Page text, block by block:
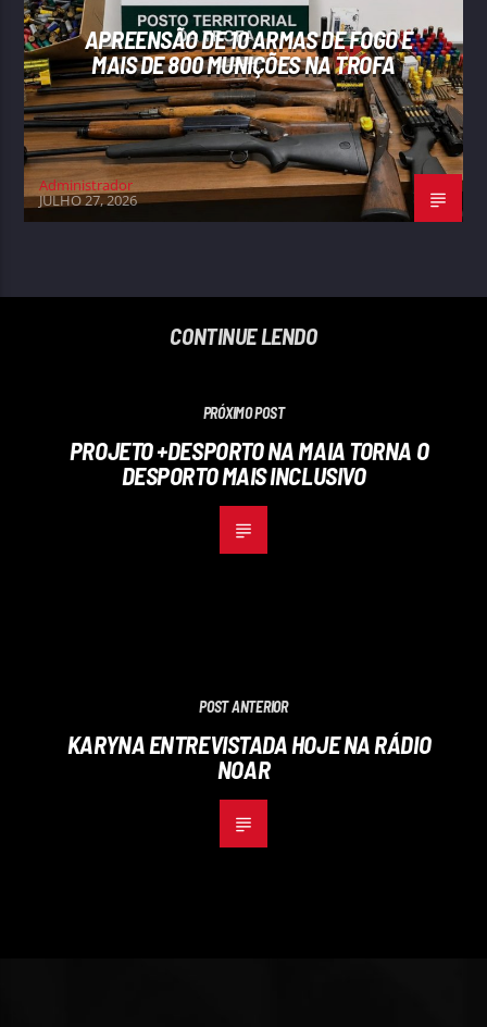
APREENSÃO DE 10 ARMAS DE FOGO E
MAIS DE 800 MUNIÇÕES NA TROFA
Administrador
JULHO 27, 2026
CONTINUE LENDO
PRÓXIMO POST
PROJETO +DESPORTO NA MAIA TORNA O
DESPORTO MAIS INCLUSIVO
POST ANTERIOR
KARYNA ENTREVISTADA HOJE NA RÁDIO
NOAR